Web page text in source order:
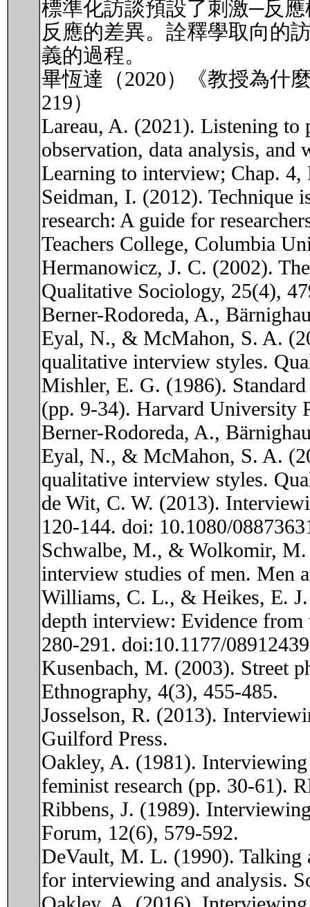
標準化訪談預設了刺激─反
反應的差異。詮釋學取向的
義的過程。
畢恆達（2020）《教授為什
219）
Lareau, A. (2021). Listening to
observation, data analysis,
Learning to interview; Chap.
Seidman, I. (2012). Technique
research: A guide for
Teachers College, Columbia
Hermanowicz, J. C. (2002).
Qualitative Sociology, 25(4),
Berner-Rodoreda, A.,
Eyal, N., & McMahon, S. A.
qualitative interview styles.
Mishler, E. G. (1986).
(pp. 9-34). Harvard University
Berner-Rodoreda, A.,
Eyal, N., & McMahon, S. A.
qualitative interview styles.
de Wit, C. W. (2013).
120-144. doi: 10.1080/
Schwalbe, M., & Wolkomir, M.
interview studies of men. Men
Williams, C. L., & Heikes, E. J.
depth interview: Evidence
280-291. doi:10.1177/
Kusenbach, M. (2003). Street
Ethnography, 4(3), 455-485.
Josselson, R. (2013).
Guilford Press.
Oakley, A. (1981).
feminist research (pp. 30-61).
Ribbens, J. (1989).
Forum, 12(6), 579-592.
DeVault, M. L. (1990). Talking
for interviewing and analysis.